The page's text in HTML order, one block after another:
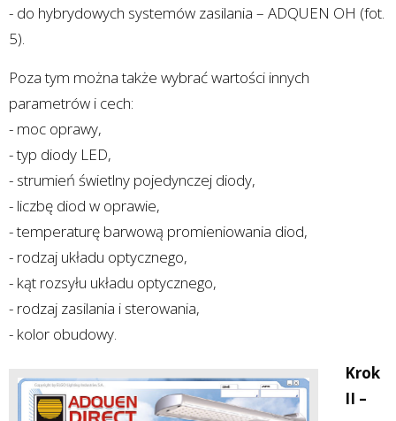
- do hybrydowych systemów zasilania – ADQUEN OH (fot.
5).
Poza tym można także wybrać wartości innych
parametrów i cech:
- moc oprawy,
- typ diody LED,
- strumień świetlny pojedynczej diody,
- liczbę diod w oprawie,
- temperaturę barwową promieniowania diod,
- rodzaj układu optycznego,
- kąt rozsyłu układu optycznego,
- rodzaj zasilania i sterowania,
- kolor obudowy.
Krok
II –